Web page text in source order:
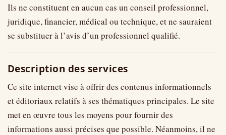
Ils ne constituent en aucun cas un conseil professionnel,
juridique, financier, médical ou technique, et ne sauraient
se substituer à l’avis d’un professionnel qualifié.
Description des services
Ce site internet vise à offrir des contenus informationnels
et éditoriaux relatifs à ses thématiques principales. Le site
met en œuvre tous les moyens pour fournir des
informations aussi précises que possible. Néanmoins, il ne